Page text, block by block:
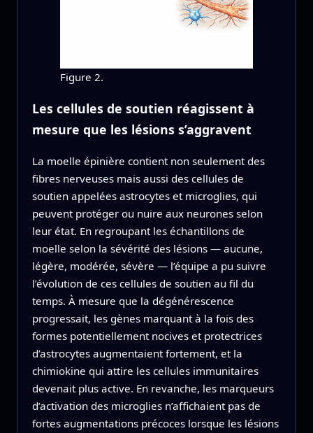
Figure 2.
Les cellules de soutien réagissent à
mesure que les lésions s’aggravent
La moelle épinière contient non seulement des
fibres nerveuses mais aussi des cellules de
soutien appelées astrocytes et microglies, qui
peuvent protéger ou nuire aux neurones selon
leur état. En regroupant les échantillons de
moelle selon la sévérité des lésions — aucune,
légère, modérée, sévère — l’équipe a pu suivre
l’évolution de ces cellules de soutien au fil du
temps. À mesure que la dégénérescence
progressait, les gènes marquant à la fois des
formes potentiellement nocives et protectrices
d’astrocytes augmentaient fortement, et la
chimiokine qui attire les cellules immunitaires
devenait plus active. En revanche, les marqueurs
d’activation des microglies n’affichaient pas de
fortes augmentations précoces lorsque les lésions